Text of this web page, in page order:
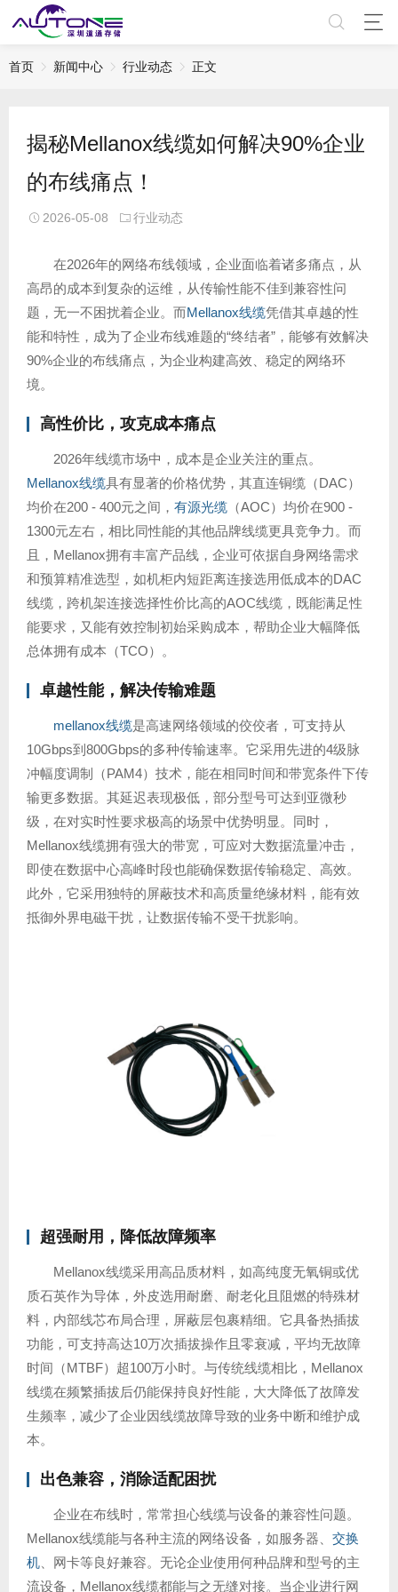
首页 新闻中心 行业动态 正文
揭秘Mellanox线缆如何解决90%企业
的布线痛点！
2026-05-08 行业动态
在2026年的网络布线领域，企业面临着诸多痛点，从
高昂的成本到复杂的运维，从传输性能不佳到兼容性问
题，无一不困扰着企业。而Mellanox线缆凭借其卓越的性
能和特性，成为了企业布线难题的“终结者”，能够有效解决
90%企业的布线痛点，为企业构建高效、稳定的网络环
境。
高性价比，攻克成本痛点
2026年线缆市场中，成本是企业关注的重点。
Mellanox线缆具有显著的价格优势，其直连铜缆（DAC）
均价在200 - 400元之间， 有源光缆 （AOC）均价在900 -
1300元左右，相比同性能的其他品牌线缆更具竞争力。而
且，Mellanox拥有丰富产品线，企业可依据自身网络需求
和预算精准选型，如机柜内短距离连接选用低成本的DAC
线缆，跨机架连接选择性价比高的AOC线缆，既能满足性
能要求，又能有效控制初始采购成本，帮助企业大幅降低
总体拥有成本（TCO）。
卓越性能，解决传输难题
mellanox线缆是高速网络领域的佼佼者，可支持从
10Gbps到800Gbps的多种传输速率。它采用先进的4级脉
冲幅度调制（PAM4）技术，能在相同时间和带宽条件下传
输更多数据。其延迟表现极低，部分型号可达到亚微秒
级，在对实时性要求极高的场景中优势明显。同时，
Mellanox线缆拥有强大的带宽，可应对大数据流量冲击，
即使在数据中心高峰时段也能确保数据传输稳定、高效。
此外，它采用独特的屏蔽技术和高质量绝缘材料，能有效
抵御外界电磁干扰，让数据传输不受干扰影响。
超强耐用，降低故障频率
Mellanox线缆采用高品质材料，如高纯度无氧铜或优
质石英作为导体，外皮选用耐磨、耐老化且阻燃的特殊材
料，内部线芯布局合理，屏蔽层包裹精细。它具备热插拔
功能，可支持高达10万次插拔操作且零衰减，平均无故障
时间（MTBF）超100万小时。与传统线缆相比，Mellanox
线缆在频繁插拔后仍能保持良好性能，大大降低了故障发
生频率，减少了企业因线缆故障导致的业务中断和维护成
本。
出色兼容，消除适配困扰
企业在布线时，常常担心线缆与设备的兼容性问题。
Mellanox线缆能与各种主流的网络设备，如服务器、 交换
机 、网卡等良好兼容。无论企业使用何种品牌和型号的主
流设备，Mellanox线缆都能与之无缝对接。当企业进行网